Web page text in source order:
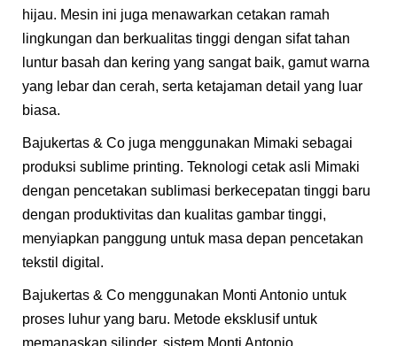
hijau. Mesin ini juga menawarkan cetakan ramah
lingkungan dan berkualitas tinggi dengan sifat tahan
luntur basah dan kering yang sangat baik, gamut warna
yang lebar dan cerah, serta ketajaman detail yang luar
biasa.
Bajukertas & Co juga menggunakan Mimaki sebagai
produksi sublime printing. Teknologi cetak asli Mimaki
dengan pencetakan sublimasi berkecepatan tinggi baru
dengan produktivitas dan kualitas gambar tinggi,
menyiapkan panggung untuk masa depan pencetakan
tekstil digital.
Bajukertas & Co menggunakan Monti Antonio untuk
proses luhur yang baru. Metode eksklusif untuk